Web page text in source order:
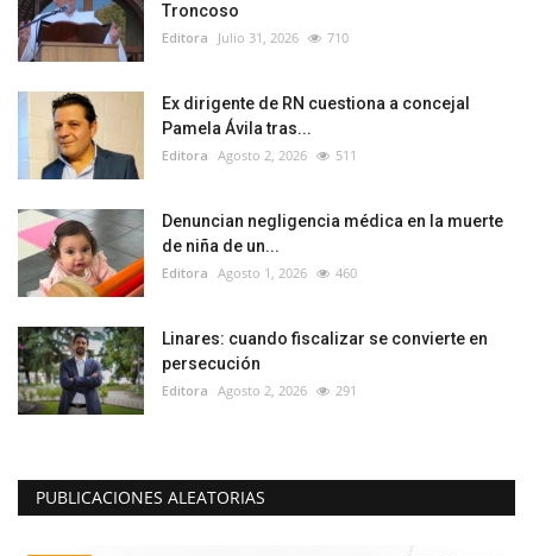
Troncoso
Editora Julio 31, 2026 710
Ex dirigente de RN cuestiona a concejal
Pamela Ávila tras...
Editora Agosto 2, 2026 511
Denuncian negligencia médica en la muerte
de niña de un...
Editora Agosto 1, 2026 460
Linares: cuando fiscalizar se convierte en
persecución
Editora Agosto 2, 2026 291
PUBLICACIONES ALEATORIAS